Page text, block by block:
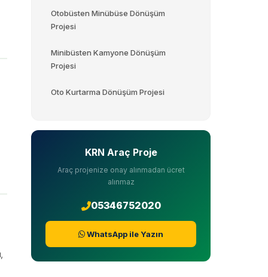
Otobüsten Minübüse Dönüşüm
Projesi
Minibüsten Kamyone Dönüşüm
Projesi
Oto Kurtarma Dönüşüm Projesi
KRN Araç Proje
Araç projenize onay alınmadan ücret
alınmaz
05346752020
WhatsApp ile Yazın